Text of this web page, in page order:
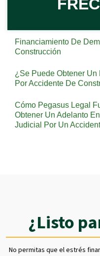
Financiamiento De
Construcción
¿Se Puede Obtener Un
Por Accidente De
Cómo Pegasus Legal
Obtener Un Adelanto
Judicial Por Un
¿Listo
No permitas que el estrés